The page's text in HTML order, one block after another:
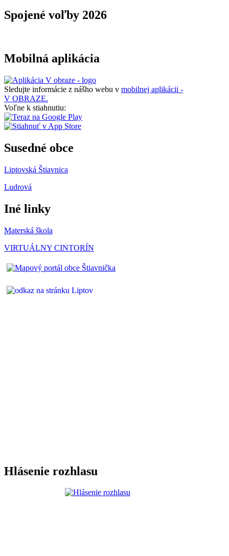
Spojené voľby 2026
Mobilná aplikácia
Sledujte informácie z nášho webu v mobilnej aplikácii -
V OBRAZE.
Voľne k stiahnutiu:
Susedné obce
Liptovská Štiavnica
Ludrová
Iné linky
Materská škola
VIRTUÁLNY CINTORÍN
Hlásenie rozhlasu